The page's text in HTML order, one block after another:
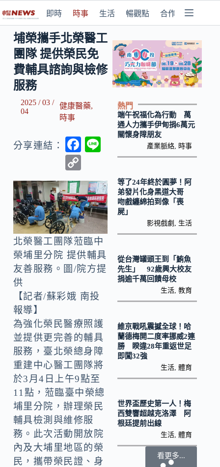
即時 時事 生活 暢觀點 合作媒體
埔榮攜手北榮醫工
團隊 提供榮民免
費輔具諮詢與檢修
服務
2025 / 03 /
04
健康醫藥,
時事
分享連結：
F
b
o
o
k
o
p
y
Li
n
k
北榮醫工團隊蒞臨中
榮埔里分院 提供輔具
友善服務。圖/院方提
供
【記者/蘇彩娥 南投
報導】
為強化榮民醫療照護
並提供更完善的輔具
服務，臺北榮總身障
重建中心醫工團隊將
於3月4日上午9點至
11點，蒞臨臺中榮總
埔里分院，辦理榮民
輔具檢測與維修服
務。此次活動開放院
內及大埔里地區的榮
民，攜帶榮民證、身
熱門
端午祝福化為行動 萬
通人力攜手伊甸捐6萬元
關懷身障朋友
產業脈絡 時事
等了24年終於圓夢！阿
弟發片化身黑道大哥
吻戲纏綿拍到像「喪
屍」
影視戲劇 生活
從台灣罐頭王到「鮪魚
先生」 92歲興大校友
捐逾千萬回饋母校
生活 ,教育
維京戰吼震撼全球！哈
蘭德梅開二度率挪威2連
勝 睽違28年重返世足
即闖32強
生活 ,體育
世界盃歷史第一人！梅
西雙響超越克洛澤 阿
根廷提前出線
生活 ,體育
看更多...